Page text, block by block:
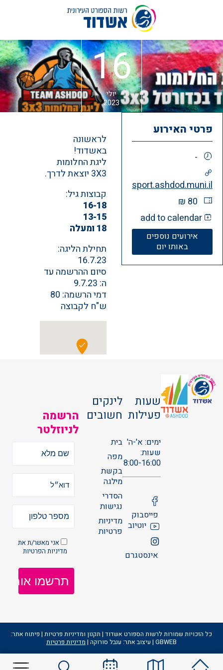
דלג
לתוכן
16
יולי
2023
פרטי האירוע
-
sport.ashdod.muni.il
80 ₪
add to calendar
אירועים נוספים
באותו יום
לראשונה
באשדוד!
ליגת החלומות
3X3 יוצאת לדרך.
קבוצות גיל:
16-18
13-15
18 ומעלה
תחילת הליגה:
16.7.23
סיום ההרשמה עד
ה: 9.7.23
דמי הרשמה: 80
ש"ח לקבוצה
שעות
פעילות
ימים: א'-ה'
שעות:
8:00-16:00
פייסבוק
יוטיוב
אינסטגרם
לינקים
חשובים
בית
מפה
בקשת
מילגה
הסדרי
נגישות
מדיניות
פרטיות
הרשמה
לניוזלטר
אני מאשר/ת את
מדיניות הפרטיות
כל הזכויות שמורות לרשות הספורט אשדוד | תקנון ומדיניות פרטיות | פיתוח אתר:
GBWEB | עיצוב אתר: ענבל סורוקה |
מדיניות פרטיות